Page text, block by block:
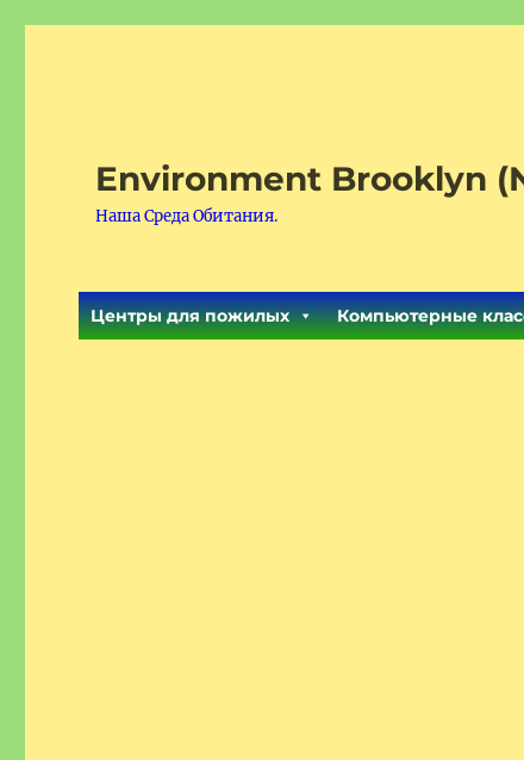
Environment Brooklyn
Наша Среда Обитания.
Центры для пожилых Компьютерные